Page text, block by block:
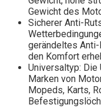
Gewicht des
Sicherer Anti-
gerändeltes
den Komfort
Universaltyp:
Marken von
Mopeds, Karts,